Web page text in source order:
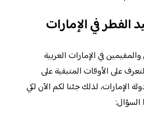
الفطر في الإمارات
في الإمارات العربية
على الأوقات المتبقية على
الإمارات، لذلك جئنا لكم الآن لكي
السؤال: